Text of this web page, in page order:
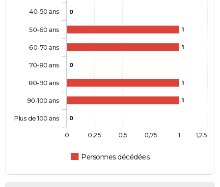
0
1
1
0
1
1
0
Personnes décédées
40-50 ans
50-60 ans
60-70 ans
70-80 ans
80-90 ans
90-100 ans
Plus de 100 ans
0 1
0,25 0,5 0,75 1,25